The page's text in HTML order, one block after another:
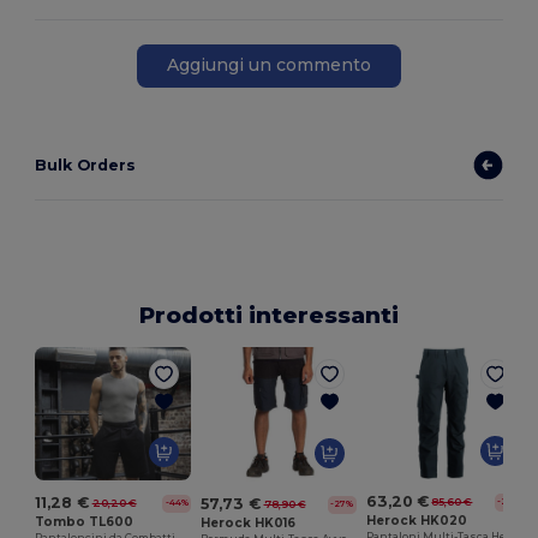
Aggiungi un commento
Bulk Orders
Prodotti interessanti
11,28 € 20,20 € -44%
Tombo TL600
57,73 € 78,90 € -27%
Herock HK016
63,20 € 85,60 € -26%
Herock HK020